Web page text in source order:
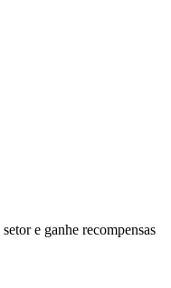
e ganhe recompensas